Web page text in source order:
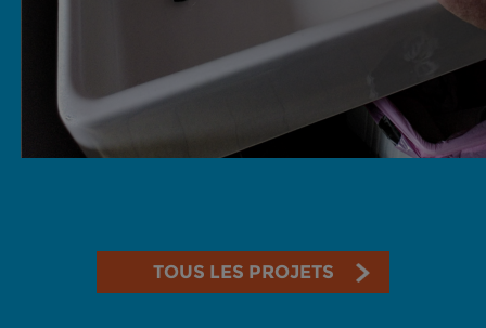
TOUS LES PROJETS